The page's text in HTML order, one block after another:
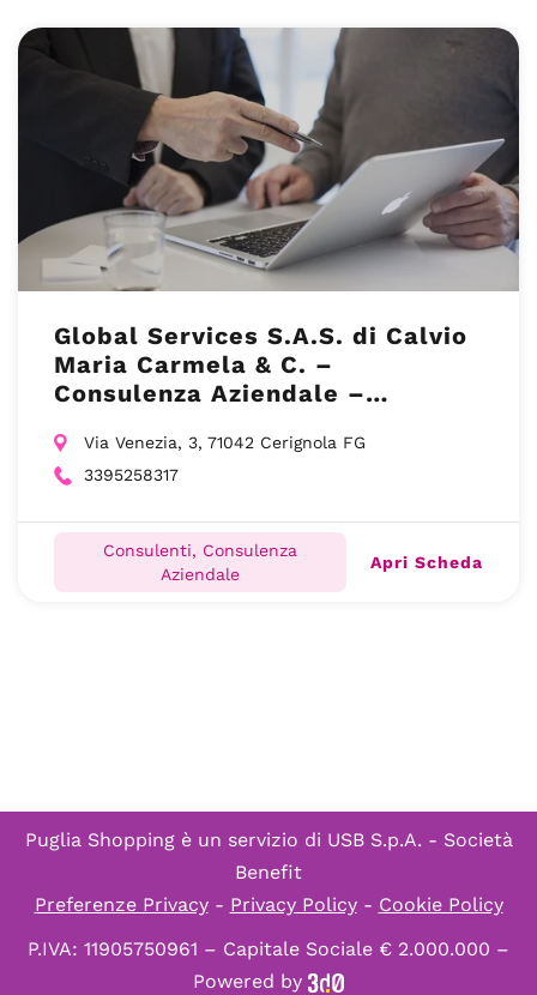
Global Services S.A.S. di Calvio
Maria Carmela & C. –
Consulenza Aziendale –
Via Venezia, 3, 71042 Cerignola FG
3395258317
Consulenti, Consulenza
Aziendale
Apri Scheda
Puglia Shopping è un servizio di USB S.p.A. - Società
Benefit
Preferenze Privacy- Privacy Policy- Cookie Policy
P.IVA: 11905750961 – Capitale Sociale € 2.000.000 –
Powered by